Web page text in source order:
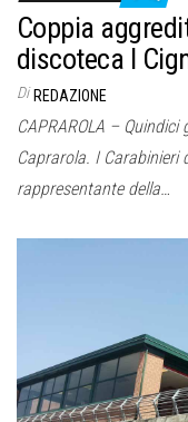
Coppia
discoteca I
Di REDAZIONE
CAPRAROLA –
Caprarola. I
rappresentante della…